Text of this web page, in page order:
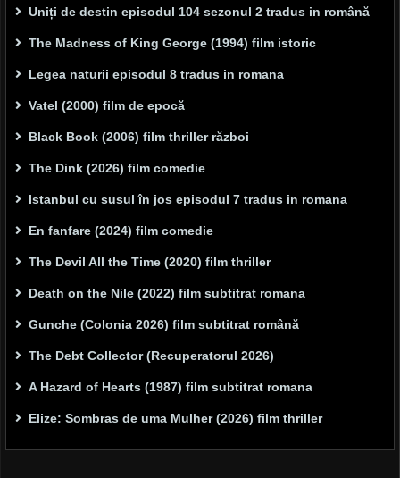
Uniți de destin episodul 104 sezonul 2 tradus in română
The Madness of King George (1994) film istoric
Legea naturii episodul 8 tradus in romana
Vatel (2000) film de epocă
Black Book (2006) film thriller război
The Dink (2026) film comedie
Istanbul cu susul în jos episodul 7 tradus in romana
En fanfare (2024) film comedie
The Devil All the Time (2020) film thriller
Death on the Nile (2022) film subtitrat romana
Gunche (Colonia 2026) film subtitrat română
The Debt Collector (Recuperatorul 2026)
A Hazard of Hearts (1987) film subtitrat romana
Elize: Sombras de uma Mulher (2026) film thriller